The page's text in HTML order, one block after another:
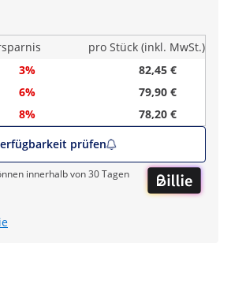
pro Stück (inkl. MwSt.)
3%
82,45 €
6%
79,90 €
8%
78,20 €
prüfen
innerhalb von 30 Tagen